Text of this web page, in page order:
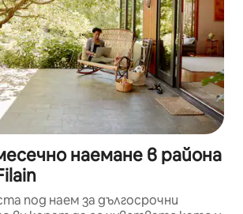
наемане в района
под наем за дългосрочни